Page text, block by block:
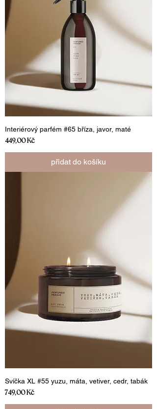
Interiérový parfém #65 bříza, javor, maté
Cena
449,00 Kč
přidat do košíku
Svíčka XL #55 yuzu, máta, vetiver, cedr, tabák
Cena
749,00 Kč